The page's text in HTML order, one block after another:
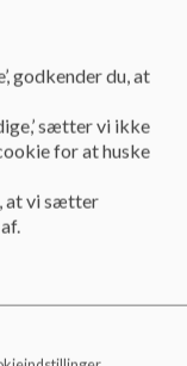
der mulighed for
- 8.00.
af morgen-SFO,
så vi altid ved,
hvornår de
SFO'en,
på anden vis, har
- 8.00.
godkender du, at
sætter vi ikke
for at huske
at vi sætter